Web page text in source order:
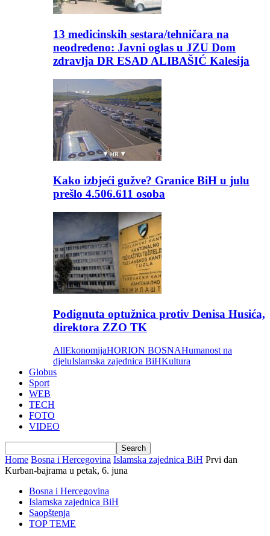
13 medicinskih sestara/tehničara na
neodređeno: Javni oglas u JZU Dom
zdravlja DR ESAD ALIBAŠIĆ Kalesija
Kako izbjeći gužve? Granice BiH u julu
prešlo 4.506.611 osoba
Podignuta optužnica protiv Denisa Husića,
direktora ZZO TK
AllEkonomijaHORION BOSNAHumanost na
djeluIslamska zajednica BiHKultura
Globus
Sport
WEB
TECH
FOTO
VIDEO
Home Bosna i Hercegovina Islamska zajednica BiH Prvi dan
Kurban-bajrama u petak, 6. juna
Bosna i Hercegovina
Islamska zajednica BiH
Saopštenja
TOP TEME